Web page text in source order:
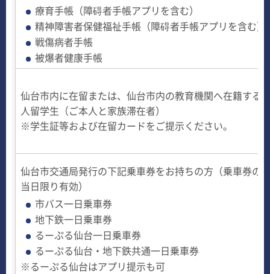
療育手帳（障碍者手帳アプリを含む）
精神障害者保健福祉手帳（障碍者手帳アプリを含む）
戦傷病者手帳
被爆者健康手帳
仙台市内に在留または、仙台市内の教育機関へ在籍する
人留学生（ご本人と家族滞在者）
※学生証等および在留カードをご提示ください。
仙台市交通局発行の下記乗車券をお持ちの方（乗車券の
当日限り有効）
市バス一日乗車券
地下鉄一日乗車券
るーぷる仙台一日乗車券
るーぷる仙台・地下鉄共通一日乗車券
※るーぷる仙台はアプリ提示も可